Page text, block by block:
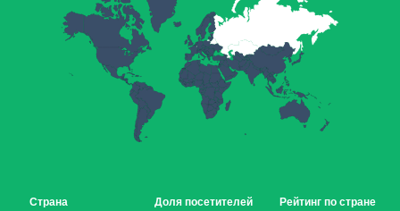
Страна Доля посетителей Рейтинг по стране